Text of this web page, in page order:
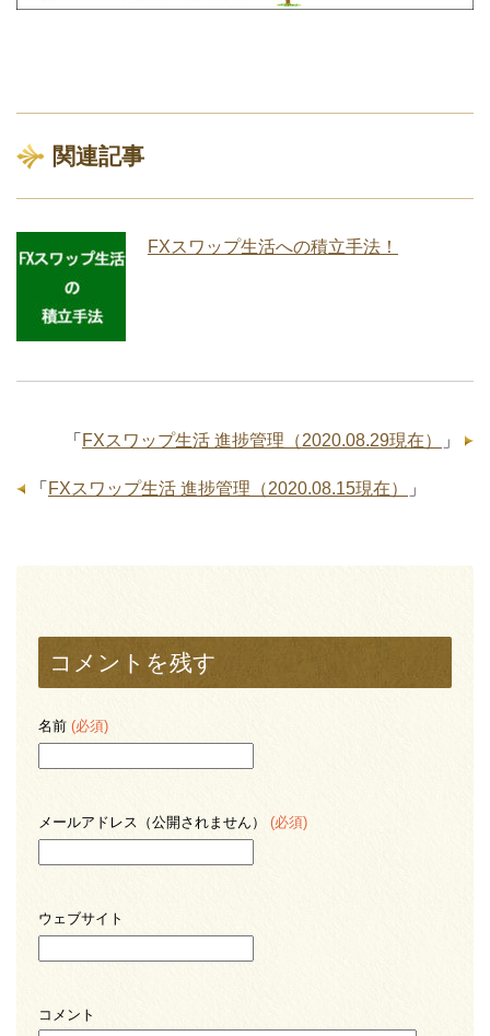
関連記事
FXスワップ生活への積立手法！
「 FXスワップ生活 進捗管理（2020.08.29現在） 」
「 FXスワップ生活 進捗管理（2020.08.15現在） 」
コメントを残す
名前 (必須)
メールアドレス（公開されません） (必須)
ウェブサイト
コメント